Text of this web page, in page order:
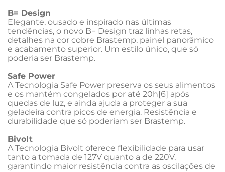
B= Design
Elegante, ousado e inspirado nas últimas
tendências, o novo B= Design traz linhas retas,
detalhes na cor cobre Brastemp, painel panorâmico
e acabamento superior. Um estilo único, que só
poderia ser Brastemp.
Safe Power
A Tecnologia Safe Power preserva os seus alimentos
e os mantém congelados por até 20h[6] após
quedas de luz, e ainda ajuda a proteger a sua
geladeira contra picos de energia. Resistência e
durabilidade que só poderiam ser Brastemp.
Bivolt
A Tecnologia Bivolt oferece flexibilidade para usar
tanto a tomada de 127V quanto a de 220V,
garantindo maior resistência contra as oscilações de